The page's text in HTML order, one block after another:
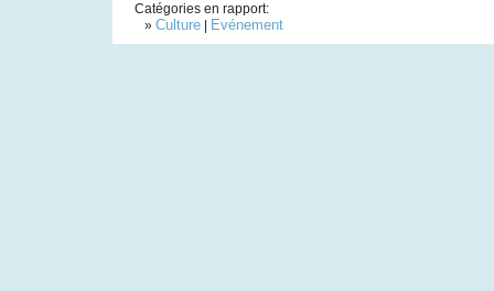
Catégories en rapport:
» Culture Evénement